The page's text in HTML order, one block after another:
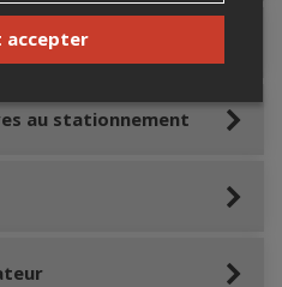
au stationnement
accepter